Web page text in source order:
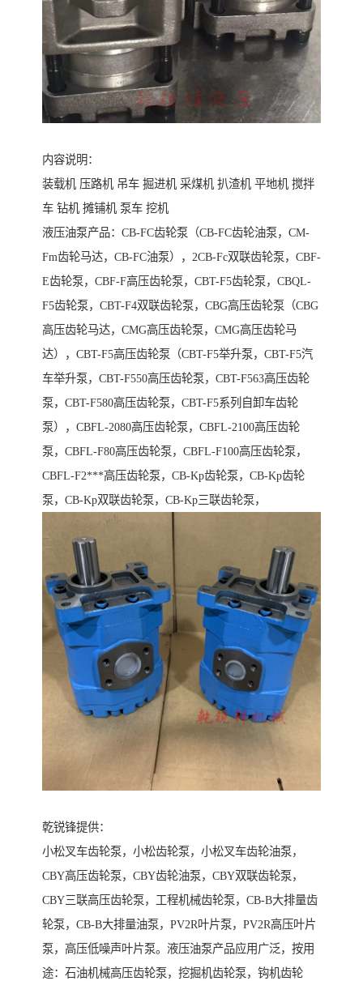
内容说明：
装载机 压路机 吊车 掘进机 采煤机 扒渣机 平地机 搅拌
车 钻机 摊铺机 泵车 挖机
液压油泵产品：CB-FC齿轮泵（CB-FC齿轮油泵，CM-
Fm齿轮马达，CB-FC油泵），2CB-Fc双联齿轮泵，CBF-
E齿轮泵，CBF-F高压齿轮泵，CBT-F5齿轮泵，CBQL-
F5齿轮泵，CBT-F4双联齿轮泵，CBG高压齿轮泵（CBG
高压齿轮马达，CMG高压齿轮泵，CMG高压齿轮马
达），CBT-F5高压齿轮泵（CBT-F5举升泵，CBT-F5汽
车举升泵，CBT-F550高压齿轮泵，CBT-F563高压齿轮
泵，CBT-F580高压齿轮泵，CBT-F5系列自卸车齿轮
泵），CBFL-2080高压齿轮泵，CBFL-2100高压齿轮
泵，CBFL-F80高压齿轮泵，CBFL-F100高压齿轮泵，
CBFL-F2***高压齿轮泵，CB-Kp齿轮泵，CB-Kp齿轮
泵，CB-Kp双联齿轮泵，CB-Kp三联齿轮泵，
乾锐锋提供：
小松叉车齿轮泵，小松齿轮泵，小松叉车齿轮油泵，
CBY高压齿轮泵，CBY齿轮油泵，CBY双联齿轮泵，
CBY三联高压齿轮泵，工程机械齿轮泵，CB-B大排量齿
轮泵，CB-B大排量油泵，PV2R叶片泵，PV2R高压叶片
泵，高压低噪声叶片泵。液压油泵产品应用广泛，按用
途：石油机械高压齿轮泵，挖掘机齿轮泵，钩机齿轮